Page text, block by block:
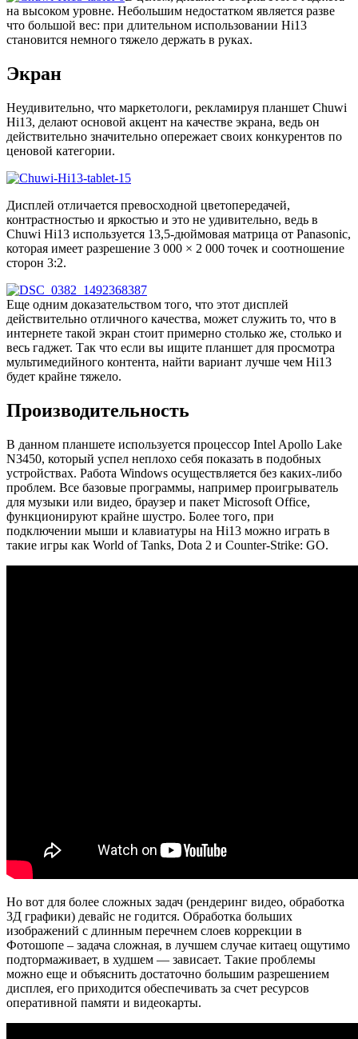
на высоком уровне. Небольшим недостатком является разве
что большой вес: при длительном использовании Hi13
становится немного тяжело держать в руках.
Экран
Неудивительно, что маркетологи, рекламируя планшет Chuwi
Hi13, делают основой акцент на качестве экрана, ведь он
действительно значительно опережает своих конкурентов по
ценовой категории.
Дисплей отличается превосходной цветопередачей,
контрастностью и яркостью и это не удивительно, ведь в
Chuwi Hi13 используется 13,5-дюймовая матрица от Panasonic,
которая имеет разрешение 3 000 × 2 000 точек и соотношение
сторон 3:2.
Еще одним доказательством того, что этот дисплей
действительно отличного качества, может служить то, что в
интернете такой экран стоит примерно столько же, столько и
весь гаджет. Так что если вы ищите планшет для просмотра
мультимедийного контента, найти вариант лучше чем Hi13
будет крайне тяжело.
Производительность
В данном планшете используется процессор Intel Apollo Lake
N3450, который успел неплохо себя показать в подобных
устройствах. Работа Windows осуществляется без каких-либо
проблем. Все базовые программы, например проигрыватель
для музыки или видео, браузер и пакет Microsoft Office,
функционируют крайне шустро. Более того, при
подключении мыши и клавиатуры на Hi13 можно играть в
такие игры как World of Tanks, Dota 2 и Counter-Strike: GO.
Но вот для более сложных задач (рендеринг видео, обработка
3Д графики) девайс не годится. Обработка больших
изображений с длинным перечнем слоев коррекции в
Фотошопе – задача сложная, в лучшем случае китаец ощутимо
подтормаживает, в худшем — зависает. Такие проблемы
можно еще и объяснить достаточно большим разрешением
дисплея, его приходится обеспечивать за счет ресурсов
оперативной памяти и видеокарты.